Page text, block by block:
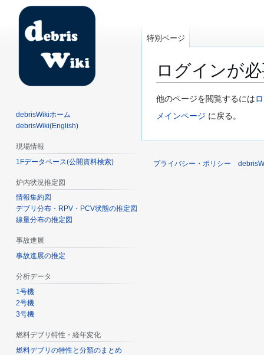
ログインが
ナ
ビ
ョ
検
索
他のページを閲覧するには
メインページ に戻る。
特別ページ
debrisWikiホーム
debrisWiki(English)
現場情報
1Fデータベース(公開資料検索)
炉内状況推定図
情報集約図
デブリ分布・RPV・PCV状態の推定図
線量分布の推定図
事故進展
事故進展の推定
分析データ
1号機
2号機
3号機
燃料デブリ特性・経年変化
燃料デブリの特性と分類のまとめ
プライバシー・ポリシー